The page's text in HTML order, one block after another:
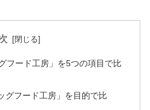
フード工房」を5つの項目で比
グフード工房」を目的で比